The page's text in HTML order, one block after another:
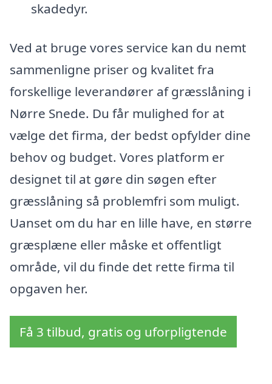
skadedyr.
Ved at bruge vores service kan du nemt
sammenligne priser og kvalitet fra
forskellige leverandører af græsslåning i
Nørre Snede. Du får mulighed for at
vælge det firma, der bedst opfylder dine
behov og budget. Vores platform er
designet til at gøre din søgen efter
græsslåning så problemfri som muligt.
Uanset om du har en lille have, en større
græsplæne eller måske et offentligt
område, vil du finde det rette firma til
opgaven her.
Få 3 tilbud, gratis og uforpligtende